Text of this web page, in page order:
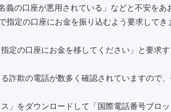
の口座が悪用されている」などと不安をあ
定の口座にお金を振り込むよう要求してき
の口座にお金を移してください」と要求す
欺の電話が数多く確認されていますので
をダウンロードして「国際電話番号ブロ